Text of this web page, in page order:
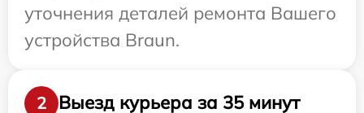
уточнения деталей ремонта Вашего
устройства Braun.
2 Выезд курьера за 35 минут